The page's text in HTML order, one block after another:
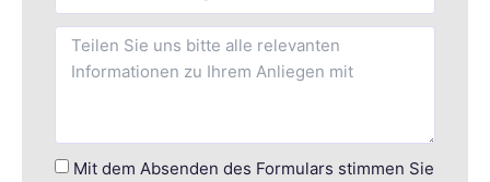
Mit dem Absenden des Formulars stimmen Sie